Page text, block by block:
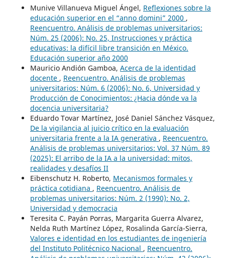
Munive Villanueva Miguel Ángel, Reflexiones sobre la
educación superior en el “anno domini” 2000 ,
Reencuentro. Análisis de problemas universitarios:
Núm. 25 (2006): No. 25, Instrucciones y práctica
educativas: la difícil libre transición en México.
Educación superior año 2000
Mauricio Andión Gamboa, Acerca de la identidad
docente , Reencuentro. Análisis de problemas
universitarios: Núm. 6 (2006): No. 6, Universidad y
Producción de Conocimientos: ¿Hacia dónde va la
docencia universitaria?
Eduardo Tovar Martínez, José Daniel Sánchez Vásquez,
De la vigilancia al juicio crítico en la evaluación
universitaria frente a la IA generativa , Reencuentro.
Análisis de problemas universitarios: Vol. 37 Núm. 89
(2025): El arribo de la IA a la universidad: mitos,
realidades y desafíos II
Eibenschutz H. Roberto, Mecanismos formales y
práctica cotidiana , Reencuentro. Análisis de
problemas universitarios: Núm. 2 (1990): No. 2,
Universidad y democracia
Teresita C. Payán Porras, Margarita Guerra Alvarez,
Nelda Ruth Martínez López, Rosalinda García-Sierra,
Valores e identidad en los estudiantes de ingeniería
del Instituto Politécnico Nacional , Reencuentro.